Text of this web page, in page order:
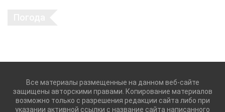
Все материалы размещенные на данном веб-сайте
защищены авторскими правами. Копирование материалов
возможно только с разрешения редакции сайта либо при
указании активной ссылки с название сайта написанного